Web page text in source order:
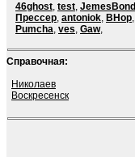
46ghost, test,
Прессер, antoniok, BHop,
Pumcha, ves, Gaw,
Справочная:
Николаев
Воскресенск